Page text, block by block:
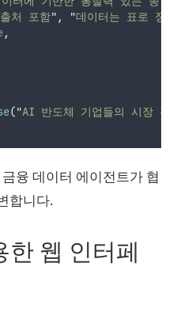
처 포함" , "데이터는 표로 정리
,
("AI 반도체 기업들의 시장 전
융 데이터 에이전트가 협
합니다.
웹 인터페